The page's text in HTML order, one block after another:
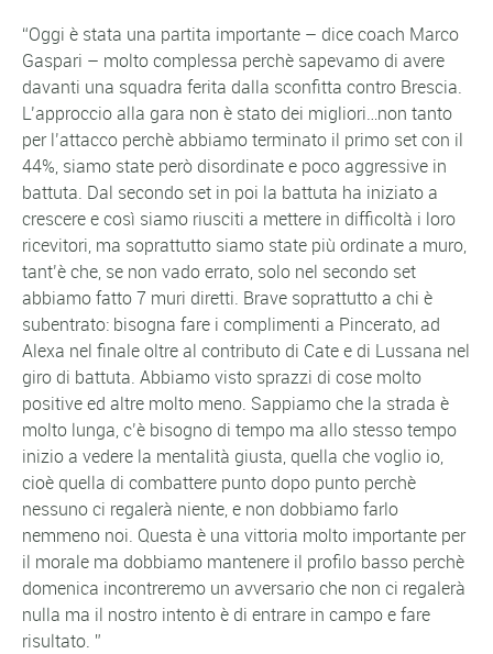
“Oggi è stata una partita importante – dice coach Marco
Gaspari – molto complessa perchè sapevamo di avere
davanti una squadra ferita dalla sconfitta contro Brescia.
L’approccio alla gara non è stato dei migliori…non tanto
per l’attacco perchè abbiamo terminato il primo set con il
44%, siamo state però disordinate e poco aggressive in
battuta. Dal secondo set in poi la battuta ha iniziato a
crescere e così siamo riusciti a mettere in difficoltà i loro
ricevitori, ma soprattutto siamo state più ordinate a muro,
tant’è che, se non vado errato, solo nel secondo set
abbiamo fatto 7 muri diretti. Brave soprattutto a chi è
subentrato: bisogna fare i complimenti a Pincerato, ad
Alexa nel finale oltre al contributo di Cate e di Lussana nel
giro di battuta. Abbiamo visto sprazzi di cose molto
positive ed altre molto meno. Sappiamo che la strada è
molto lunga, c’è bisogno di tempo ma allo stesso tempo
inizio a vedere la mentalità giusta, quella che voglio io,
cioè quella di combattere punto dopo punto perchè
nessuno ci regalerà niente, e non dobbiamo farlo
nemmeno noi. Questa è una vittoria molto importante per
il morale ma dobbiamo mantenere il profilo basso perchè
domenica incontreremo un avversario che non ci regalerà
nulla ma il nostro intento è di entrare in campo e fare
risultato. ”